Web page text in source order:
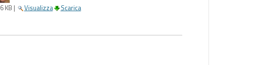
6 KB | Visualizza Scarica